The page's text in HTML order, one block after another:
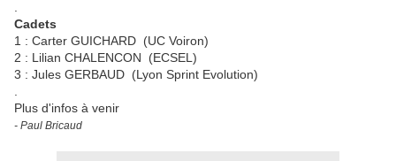
Cadets
1 : Carter GUICHARD (UC Voiron)
2 : Lilian CHALENCON (ECSEL)
3 : Jules GERBAUD (Lyon Sprint Evolution)
Plus d'infos à venir
- Paul Bricaud